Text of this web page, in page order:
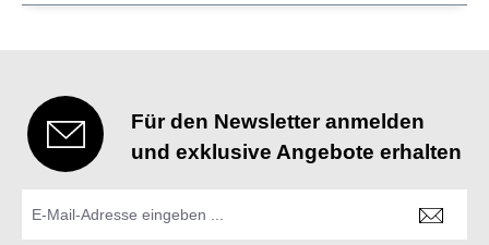
Für den Newsletter anmelden
und exklusive Angebote erhalten